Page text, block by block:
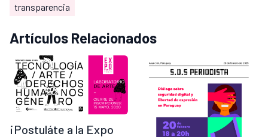
transparencia
Artículos Relacionados
¡Postuláte a la Expo